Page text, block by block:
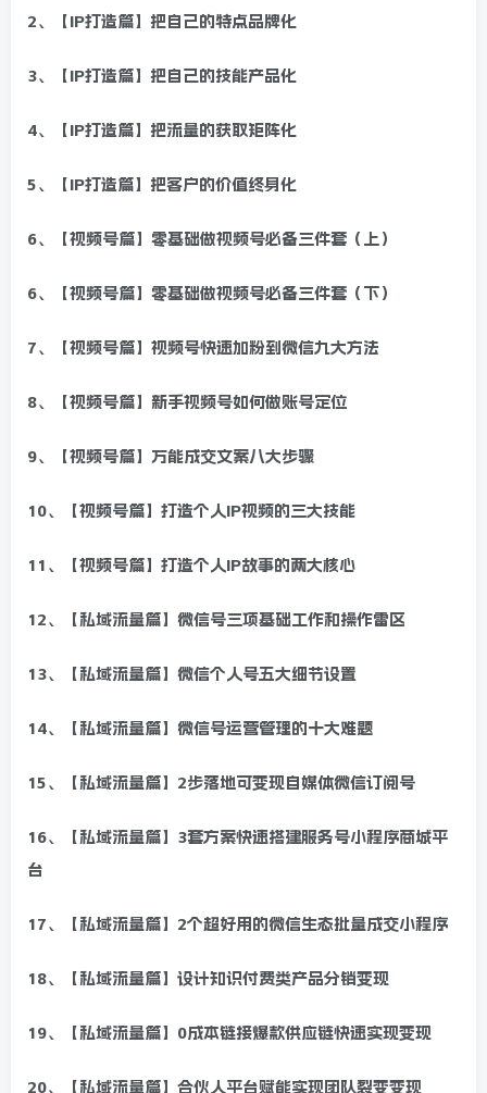
2、【IP打造篇】把自己的特点品牌化
3、【IP打造篇】把自己的技能产品化
4、【IP打造篇】把流量的获取矩阵化
5、【IP打造篇】把客户的价值终身化
6、【视频号篇】零基础做视频号必备三件套（上）
6、【视频号篇】零基础做视频号必备三件套（下）
7、【视频号篇】视频号快速加粉到微信九大方法
8、【视频号篇】新手视频号如何做账号定位
9、【视频号篇】万能成交文案八大步骤
10、【视频号篇】打造个人IP视频的三大技能
11、【视频号篇】打造个人IP故事的两大核心
12、【私域流量篇】微信号三项基础工作和操作雷区
13、【私域流量篇】微信个人号五大细节设置
14、【私域流量篇】微信号运营管理的十大难题
15、【私域流量篇】2步落地可变现自媒体微信订阅号
16、【私域流量篇】3套方案快速搭建服务号小程序商城平
台
17、【私域流量篇】2个超好用的微信生态批量成交小程序
18、【私域流量篇】设计知识付费类产品分销变现
19、【私域流量篇】0成本链接爆款供应链快速实现变现
20、【私域流量篇】合伙人平台赋能实现团队裂变变现